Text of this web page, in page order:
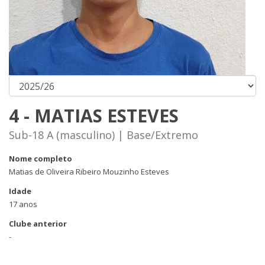
4 - MATIAS ESTEVES
Sub-18 A (masculino) | Base/Extremo
Nome completo
Matias de Oliveira Ribeiro Mouzinho Esteves
Idade
17 anos
Clube anterior
-